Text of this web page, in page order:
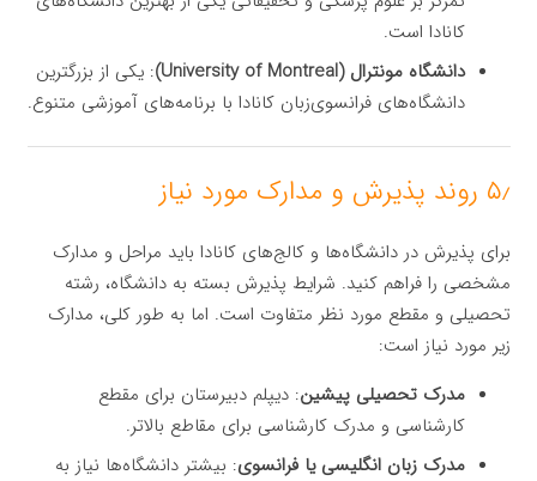
کانادا است.
دانشگاه مونترال (University of Montreal)
: یکی از بزرگترین
دانشگاه‌های فرانسوی‌زبان کانادا با برنامه‌های آموزشی متنوع.
۵٫ روند پذیرش و مدارک مورد نیاز
برای پذیرش در دانشگاه‌ها و کالج‌های کانادا باید مراحل و مدارک
مشخصی را فراهم کنید. شرایط پذیرش بسته به دانشگاه، رشته
تحصیلی و مقطع مورد نظر متفاوت است. اما به طور کلی، مدارک
زیر مورد نیاز است:
مدرک تحصیلی پیشین: دیپلم دبیرستان برای مقطع
کارشناسی و مدرک کارشناسی برای مقاطع بالاتر.
مدرک زبان انگلیسی یا فرانسوی: بیشتر دانشگاه‌ها نیاز به